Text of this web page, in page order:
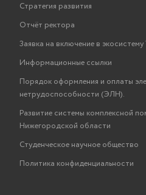
Стратегия развития
Отчёт ректора
Заявка на включение в
Информационные ссылки
Порядок оформления и оплаты
нетрудоспособности (ЭЛН).
Развитие системы комплексной
Нижегородской области
Студенческое научное общество
Политика конфиденциальности